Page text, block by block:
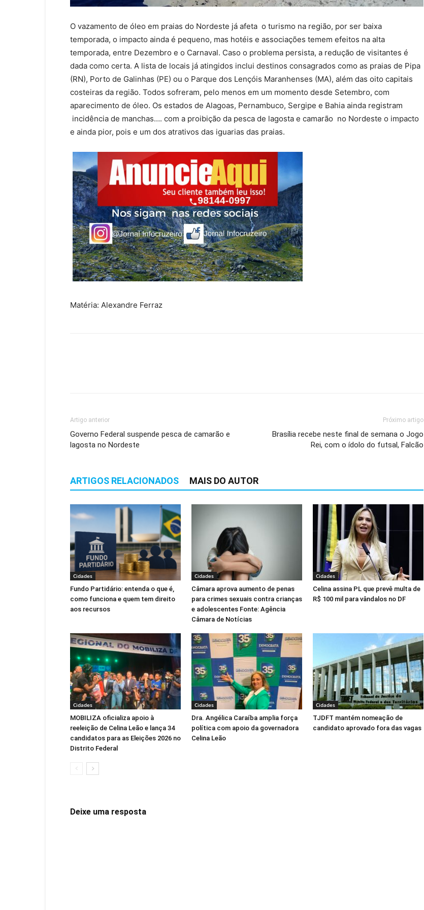
O vazamento de óleo em praias do Nordeste já afeta o turismo na região, por ser baixa
temporada, o impacto ainda é pequeno, mas hotéis e associações temem efeitos na alta
temporada, entre Dezembro e o Carnaval. Caso o problema persista, a redução de visitantes é
dada como certa. A lista de locais já atingidos inclui destinos consagrados como as praias de Pipa
(RN), Porto de Galinhas (PE) ou o Parque dos Lençóis Maranhenses (MA), além das oito capitais
costeiras da região. Todos sofreram, pelo menos em um momento desde Setembro, com
aparecimento de óleo. Os estados de Alagoas, Pernambuco, Sergipe e Bahia ainda registram
incidência de manchas…. com a proibição da pesca de lagosta e camarão no Nordeste o impacto
e ainda pior, pois e um dos atrativos das iguarias das praias.
Matéria: Alexandre Ferraz
Artigo anterior
Governo Federal suspende pesca de camarão e
lagosta no Nordeste
Próximo artigo
Brasília recebe neste final de semana o Jogo
Rei, com o ídolo do futsal, Falcão
ARTIGOS RELACIONADOS MAIS DO AUTOR
Cidades
Fundo Partidário: entenda o que é,
como funciona e quem tem direito
aos recursos
Cidades
Câmara aprova aumento de penas
para crimes sexuais contra crianças
e adolescentes Fonte: Agência
Câmara de Notícias
Cidades
Celina assina PL que prevê multa de
R$ 100 mil para vândalos no DF
Cidades
MOBILIZA oficializa apoio à
reeleição de Celina Leão e lança 34
candidatos para as Eleições 2026 no
Distrito Federal
Cidades
Dra. Angélica Caraíba amplia força
política com apoio da governadora
Celina Leão
Cidades
TJDFT mantém nomeação de
candidato aprovado fora das vagas
Deixe uma resposta